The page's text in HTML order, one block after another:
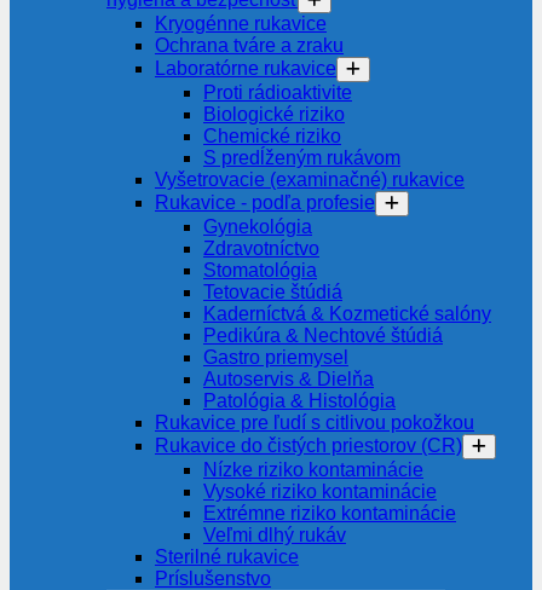
Kryogénne rukavice
Ochrana tváre a zraku
Laboratórne rukavice
Proti rádioaktivite
Biologické riziko
Chemické riziko
S predĺženým rukávom
Vyšetrovacie (examinačné) rukavice
Rukavice - podľa profesie
Gynekológia
Zdravotníctvo
Stomatológia
Tetovacie štúdiá
Kaderníctvá & Kozmetické salóny
Pedikúra & Nechtové štúdiá
Gastro priemysel
Autoservis & Dielňa
Patológia & Histológia
Rukavice pre ľudí s citlivou pokožkou
Rukavice do čistých priestorov (CR)
Nízke riziko kontaminácie
Vysoké riziko kontaminácie
Extrémne riziko kontaminácie
Veľmi dlhý rukáv
Sterilné rukavice
Príslušenstvo